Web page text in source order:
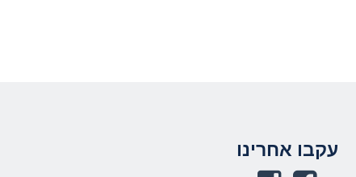
עקבו אחרינו